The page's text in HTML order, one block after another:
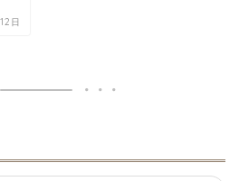
日